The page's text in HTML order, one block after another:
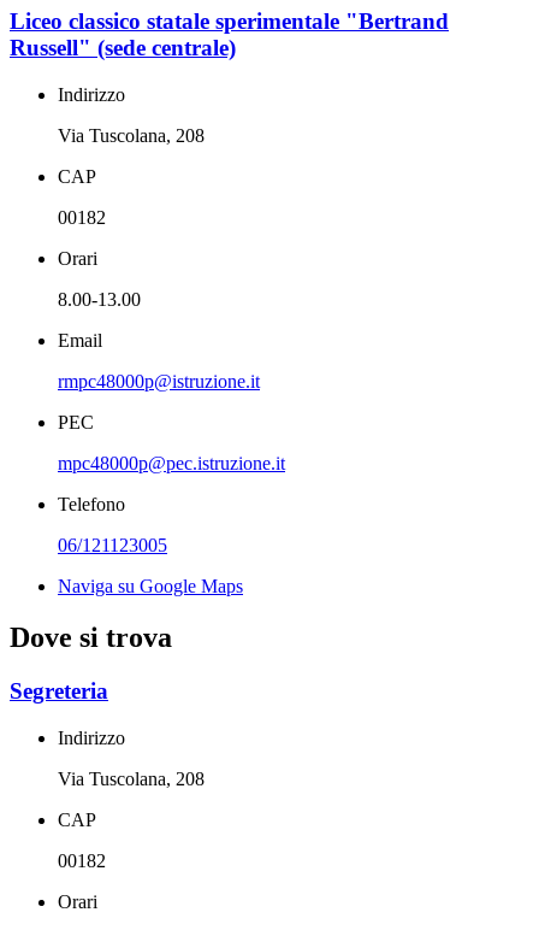
Liceo classico statale sperimentale "Bertrand
Russell" (sede centrale)
Indirizzo
Via Tuscolana, 208
CAP
00182
Orari
8.00-13.00
Email
rmpc48000p@istruzione.it
PEC
mpc48000p@pec.istruzione.it
Telefono
06/121123005
Naviga su Google Maps
Dove si trova
Segreteria
Indirizzo
Via Tuscolana, 208
CAP
00182
Orari